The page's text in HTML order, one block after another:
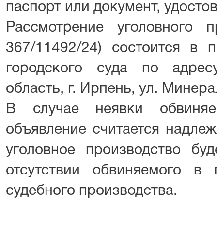
паспорт или документ,
Рассмотрение уголовного
367/11492/24) состоится в
городского суда по
область, г. Ирпень, ул.
В случае неявки
объявление считается
уголовное производство
отсутствии обвиняемого в
судебного производства.